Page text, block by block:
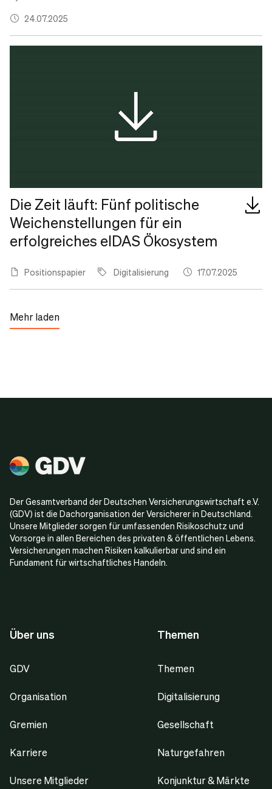
24.07.2025
Die Zeit läuft: Fünf politische
Weichenstellungen für ein
erfolgreiches eIDAS Ökosystem
Positionspapier Digitalisierung 17.07.2025
Mehr laden
Der Gesamtverband der Deutschen Versicherungswirtschaft e.V.
(GDV) ist die Dachorganisation der Versicherer in Deutschland.
Unsere Mitglieder sorgen für umfassenden Risikoschutz und
Vorsorge in allen Bereichen des privaten & öffentlichen Lebens.
Versicherungen machen Risiken kalkulierbar und sind ein
Fundament für wirtschaftliches Handeln.
Über uns
GDV
Organisation
Gremien
Karriere
Unsere Mitglieder
Themen
Themen
Digitalisierung
Gesellschaft
Naturgefahren
Konjunktur & Märkte